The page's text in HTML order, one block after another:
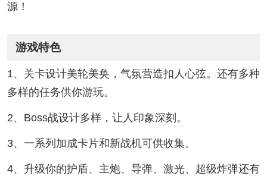
源！
游戏特色
1、关卡设计美轮美奂，气氛营造扣人心弦。还有多种
多样的任务供你游玩。
2、Boss战设计多样，让人印象深刻。
3、一系列加成卡片和新战机可供收集。
4、升级你的护盾、主炮、导弹、激光、超级炸弹还有